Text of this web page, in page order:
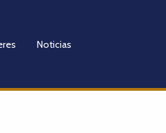
Noticias